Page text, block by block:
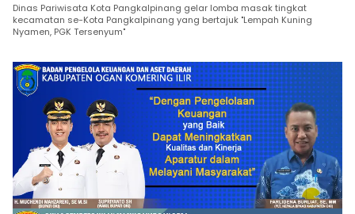
Dinas Pariwisata Kota Pangkalpinang gelar lomba masak tingkat
kecamatan se-Kota Pangkalpinang yang bertajuk "Lempah Kuning
Nyamen, PGK Tersenyum"